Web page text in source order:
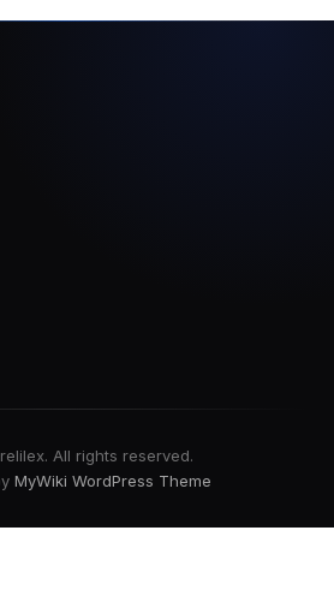
All rights reserved.
MyWiki WordPress Theme